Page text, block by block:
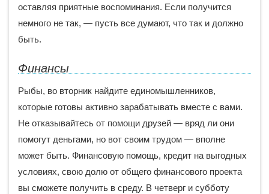
оставляя приятные воспоминания. Если получится
немного не так, — пусть все думают, что так и должно
быть.
Финансы
Рыбы, во вторник найдите единомышленников,
которые готовы активно зарабатывать вместе с вами.
Не отказывайтесь от помощи друзей — вряд ли они
помогут деньгами, но вот своим трудом — вполне
может быть. Финансовую помощь, кредит на выгодных
условиях, свою долю от общего финансового проекта
вы сможете получить в среду. В четверг и субботу